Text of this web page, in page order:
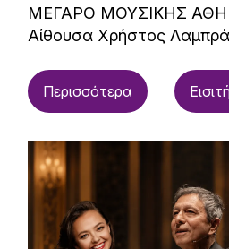
ΜΕΓΑΡΟ ΜΟΥΣΙΚΗΣ
Αίθουσα Χρήστος
Περισσότερα